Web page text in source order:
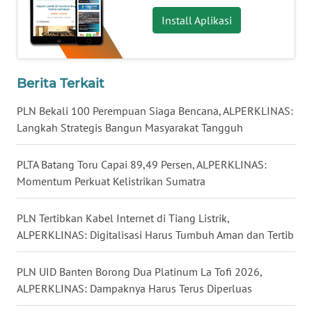
Install Aplikasi
Berita Terkait
PLN Bekali 100 Perempuan Siaga Bencana, ALPERKLINAS:
Langkah Strategis Bangun Masyarakat Tangguh
PLTA Batang Toru Capai 89,49 Persen, ALPERKLINAS:
Momentum Perkuat Kelistrikan Sumatra
PLN Tertibkan Kabel Internet di Tiang Listrik,
ALPERKLINAS: Digitalisasi Harus Tumbuh Aman dan Tertib
PLN UID Banten Borong Dua Platinum La Tofi 2026,
ALPERKLINAS: Dampaknya Harus Terus Diperluas
WN
KALTENG
KALTARA
WN
KALSEL
KALTIM
WN
SULSEL
WN
GORONTALO